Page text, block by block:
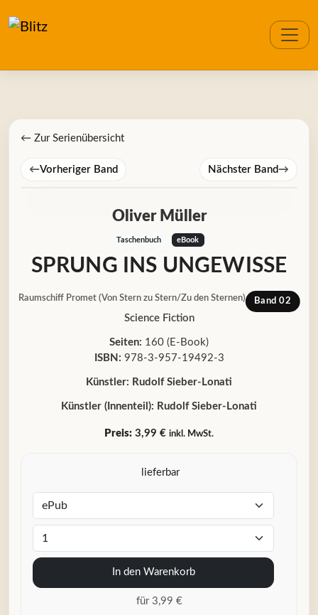
← Zur Serienübersicht
←Vorheriger Band Nächster Band→
Oliver Müller
Taschenbuch eBook
SPRUNG INS UNGEWISSE
Raumschiff Promet (Von Stern zu Stern/Zu den Sternen) Band 02
Science Fiction
Seiten: 160 (E-Book)
ISBN: 978-3-957-19492-3
Künstler: Rudolf Sieber-Lonati
Künstler (Innenteil): Rudolf Sieber-Lonati
Preis: 3,99 € inkl. MwSt.
lieferbar
In den Warenkorb
für 3,99 €